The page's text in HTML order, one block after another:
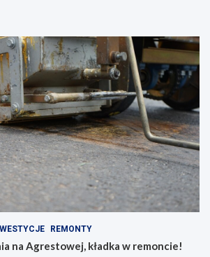
REMONTY
na Agrestowej, kładka w remoncie!